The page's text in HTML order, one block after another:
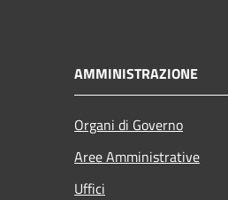
AMMINISTRAZIONE
Organi di Governo
Aree Amministrative
Uffici